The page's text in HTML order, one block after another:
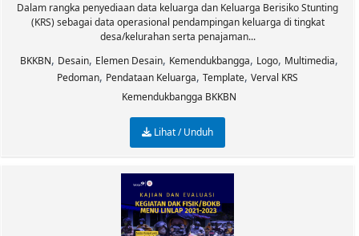
Dalam rangka penyediaan data keluarga dan Keluarga Berisiko Stunting
(KRS) sebagai data operasional pendampingan keluarga di tingkat
desa/kelurahan serta penajaman...
BKKBN, Desain, Elemen Desain, Kemendukbangga, Logo, Multimedia,
Pedoman, Pendataan Keluarga, Template, Verval KRS
Kemendukbangga BKKBN
Lihat / Unduh